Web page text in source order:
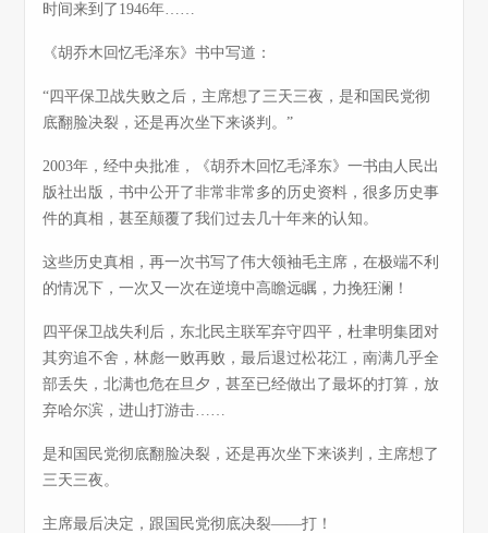
时间来到了1946年……
《胡乔木回忆毛泽东》书中写道：
“四平保卫战失败之后，主席想了三天三夜，是和国民党彻
底翻脸决裂，还是再次坐下来谈判。”
2003年，经中央批准，《胡乔木回忆毛泽东》一书由人民出
版社出版，书中公开了非常非常多的历史资料，很多历史事
件的真相，甚至颠覆了我们过去几十年来的认知。
这些历史真相，再一次书写了伟大领袖毛主席，在极端不利
的情况下，一次又一次在逆境中高瞻远瞩，力挽狂澜！
四平保卫战失利后，东北民主联军弃守四平，杜聿明集团对
其穷追不舍，林彪一败再败，最后退过松花江，南满几乎全
部丢失，北满也危在旦夕，甚至已经做出了最坏的打算，放
弃哈尔滨，进山打游击……
是和国民党彻底翻脸决裂，还是再次坐下来谈判，主席想了
三天三夜。
主席最后决定，跟国民党彻底决裂——打！